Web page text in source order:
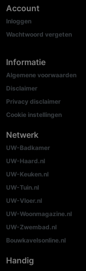
Account
Inloggen
Wachtwoord vergeten
Informatie
Algemene voorwaarden
Disclaimer
Privacy disclaimer
Cookie instellingen
Netwerk
UW-Badkamer
UW-Haard.nl
UW-Keuken.nl
UW-Tuin.nl
UW-Vloer.nl
UW-Woonmagazine.nl
UW-Zwembad.nl
Bouwkavelsonline.nl
Handig